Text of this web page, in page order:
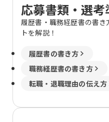
応募書類・選考
履歴書・職務経歴書の書
トを解説！
履歴書の書き方
職務経歴書の書き方
転職・退職理由の伝え方